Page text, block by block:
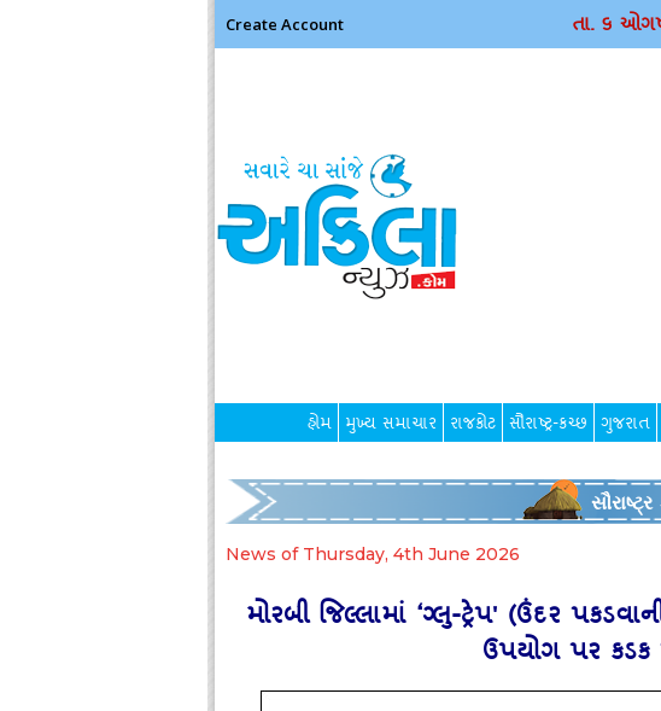
Create Account તા. ૬
હોમ મુખ્ય સમાચાર રાજકોટ સૌરાષ્ટ્ર-કચ્છ ગુજરાત
News of Thursday, 4th June 2026
મોરબી જિલ્લામાં ‘ગ્‍લુ-ટ્રેપ' (ઉંદર
ઉપયોગ પર કડક